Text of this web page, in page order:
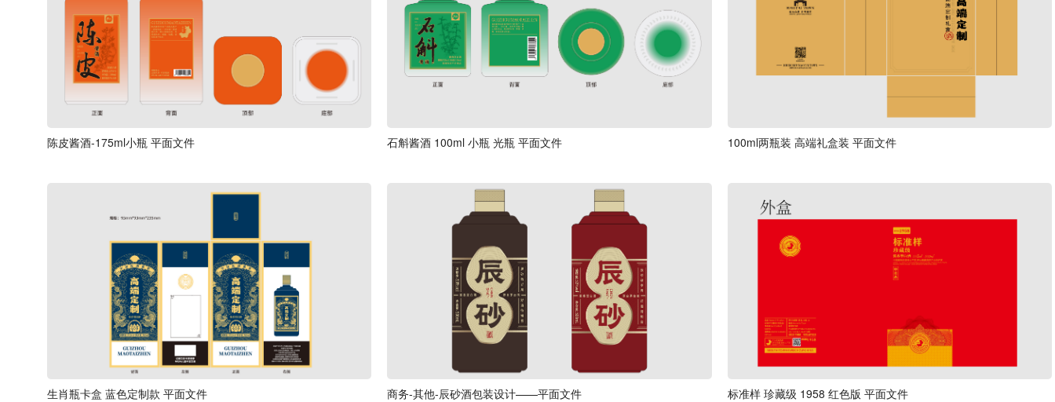
陈皮酱酒-175ml小瓶 平面文件 石斛酱酒 100ml 小瓶 光瓶 平面文件 100ml两瓶装 高端礼盒装 平面文件
生肖瓶卡盒 蓝色定制款 平面文件 商务-其他-辰砂酒包装设计——平面文件 标准样 珍藏级 1958 红色版 平面文件